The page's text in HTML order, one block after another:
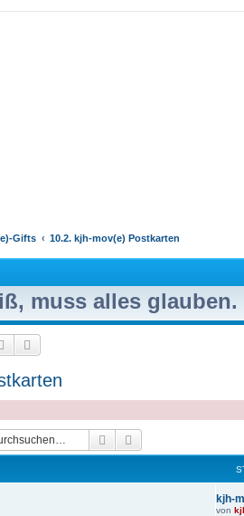
Gifts 10.2. kjh-mov(e) Postkarten
muss alles glauben.
Suche
Suche
kjh-
von